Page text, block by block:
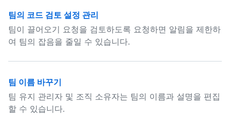
팀의 코드 검토 설정 관리
팀이 끌어오기 요청을 검토하도록 요청하면 알림을 제한하
여 팀의 잡음을 줄일 수 있습니다.
팀 이름 바꾸기
팀 유지 관리자 및 조직 소유자는 팀의 이름과 설명을 편집
할 수 있습니다.